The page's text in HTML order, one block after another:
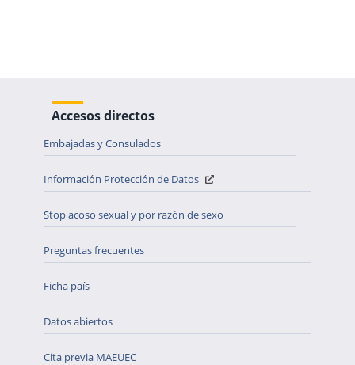
Accesos directos
Embajadas y Consulados
Información Protección de Datos
Stop acoso sexual y por razón de sexo
Preguntas frecuentes
Ficha país
Datos abiertos
Cita previa MAEUEC